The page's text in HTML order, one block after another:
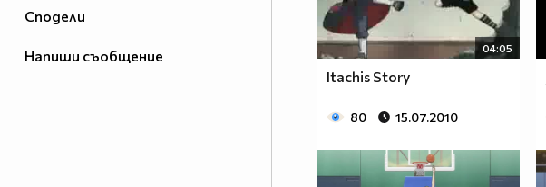
Сподели
Напиши съобщение 04:05
Itachis Story
80 15.07.2010